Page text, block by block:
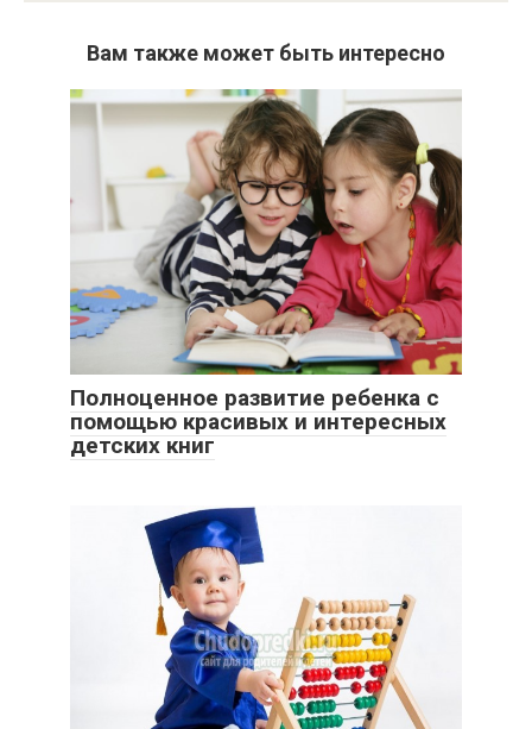
Вам также может быть интересно
Полноценное развитие ребенка с
помощью красивых и интересных
детских книг